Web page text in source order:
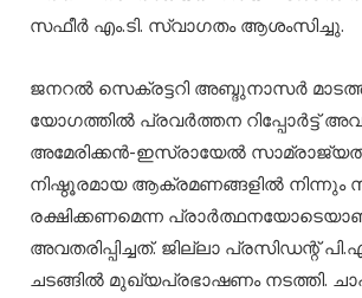
സഫീർ എം.ടി. സ്വാഗതം ആശംസിച്ചു.
ജനറൽ സെക്രട്ടറി അബ്ദുനാസർ
യോഗത്തിൽ പ്രവർത്തന റിപ്പോർട്ട്
അമേരിക്കൻ-ഇസ്രായേൽ
നിഷ്ഠൂരമായ ആക്രമണങ്ങളിൽ
രക്ഷിക്കണമെന്ന പ്രാർത്ഥനയോടെയാണ്
അവതരിപ്പിച്ചത്. ജില്ലാ പ്രസിഡന്റ്
ചടങ്ങിൽ മുഖ്യപ്രഭാഷണം നടത്തി.